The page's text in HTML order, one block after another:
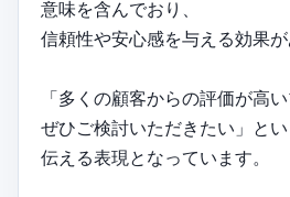
意味を含んでおり、
信頼性や安心感を与える効果が
「多くの顧客からの評価が高
ぜひご検討いただきたい」と
伝える表現となっています。